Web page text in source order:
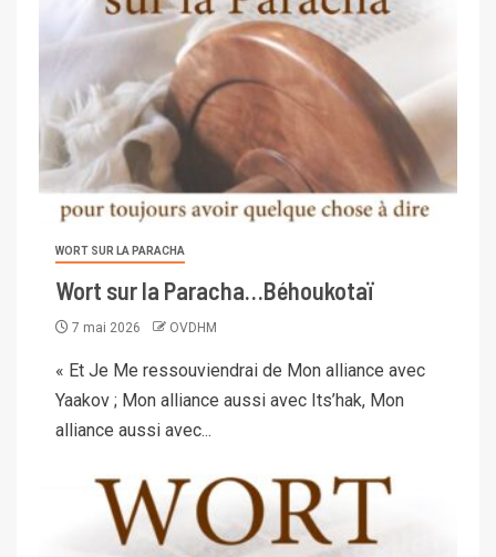
WORT SUR LA PARACHA
Wort sur la Paracha…Béhoukotaï
7 mai 2026 OVDHM
« Et Je Me ressouviendrai de Mon alliance avec
Yaakov ; Mon alliance aussi avec Its’hak, Mon
alliance aussi avec...